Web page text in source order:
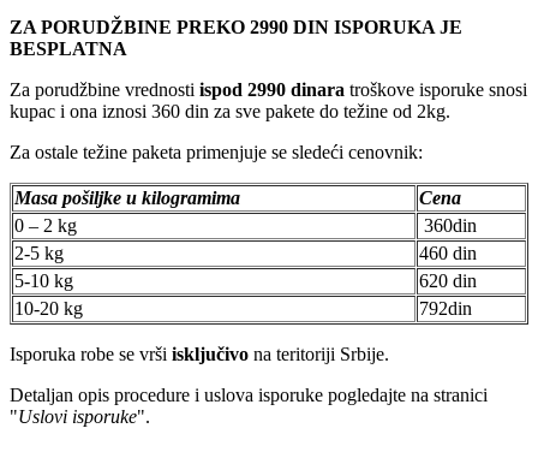
ZA PORUDŽBINE PREKO 2990 DIN ISPORUKA JE
BESPLATNA
Za porudžbine vrednosti ispod 2990 dinara troškove isporuke snosi
kupac i ona iznosi 360 din za sve pakete do težine od 2kg.
Za ostale težine paketa primenjuje se sledeći cenovnik:
Masa pošiljke u kilogramima
Cena
0 – 2 kg
360din
2-5 kg
460 din
5-10 kg
620 din
10-20 kg
792din
Isporuka robe se vrši isključivo na teritoriji Srbije.
Detaljan opis procedure i uslova isporuke pogledajte na stranici
"Uslovi isporuke".